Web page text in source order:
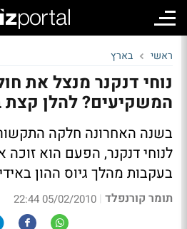
ראשי בארץ
נוחי דנקנר מנצל את
המשקיעים? להלן קצת
בשנה האחרונה חלקה
לנוחי דנקנר, הפעם הוא זוכה
בעקבות מהלך גיוס ההון
תומר קורנפלד |
05/02/2010 22:44